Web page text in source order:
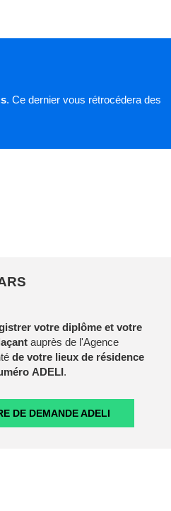
. Ce dernier vous rétrocédera des
votre diplôme et votre
auprès de l'Agence
de votre lieux de résidence
ADELI.
DE DEMANDE ADELI